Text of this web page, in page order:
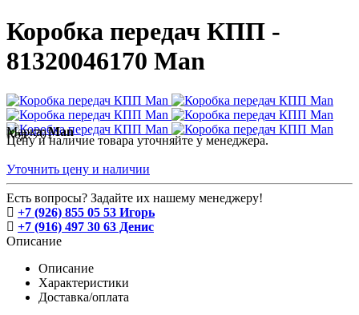
Коробка передач КПП -
81320046170 Man
Марка:Man
Код:701
Цену и наличие товара уточняйте у менеджера.
Уточнить цену и наличии
Есть вопросы? Задайте их нашему менеджеру!
+7 (926) 855 05 53 Игорь
+7 (916) 497 30 63 Денис
Описание
Описание
Характеристики
Доставка/оплата